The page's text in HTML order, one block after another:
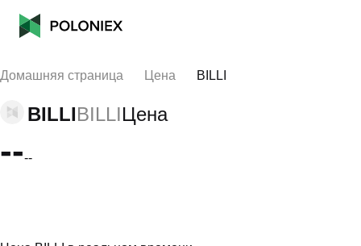
Домашняя страница Цена BILLI
BILLIBILLIЦена
----